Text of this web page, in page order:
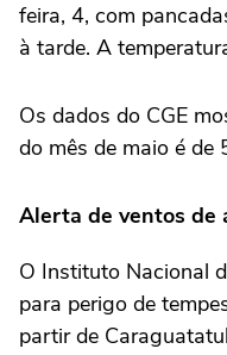
feira, 4, com
à tarde. A
Os dados do CGE
do mês de maio é de
Alerta de ventos de
O Instituto Nacional
para perigo de
partir de